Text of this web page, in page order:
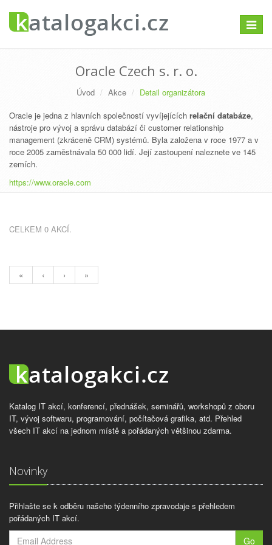
Oracle Czech s. r. o.
Úvod Akce
Detail organizátora
Oracle je jedna z hlavních společností vyvíjejících relační databáze,
nástroje pro vývoj a správu databází či customer relationship
management (zkráceně CRM) systémů. Byla založena v roce 1977 a v
roce 2005 zaměstnávala 50 000 lidí. Její zastoupení naleznete ve 145
zemích.
https://www.oracle.com
CELKEM 0 AKCÍ.
« ‹ › »
Katalog IT akcí, konferencí, přednášek, seminářů, workshopů z oboru
IT, vývoj softwaru, programování, počítačová grafika, atd. Přehled
všech IT akcí na jednom místě a pořádaných většinou zdarma.
Novinky
Přihlašte se k odběru našeho týdenního zpravodaje s přehledem
pořádaných IT akcí.
Go